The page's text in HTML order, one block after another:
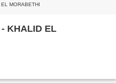
MORABETHI
KHALID EL